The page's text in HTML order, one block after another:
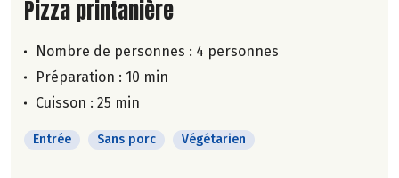
Lire la suite de la recette
Pizza printanière
Nombre de personnes : 4 personnes
Préparation : 10 min
Cuisson : 25 min
Entrée Sans porc Végétarien